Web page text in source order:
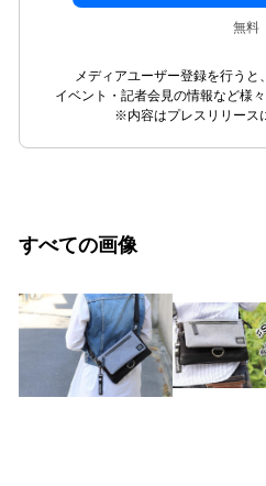
無料
メディアユーザー登録を行うと
イベント・記者会見の情報など様
※内容はプレスリリース
すべての画像